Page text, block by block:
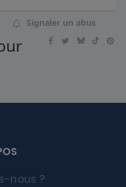
Signaler un abus
nous ?